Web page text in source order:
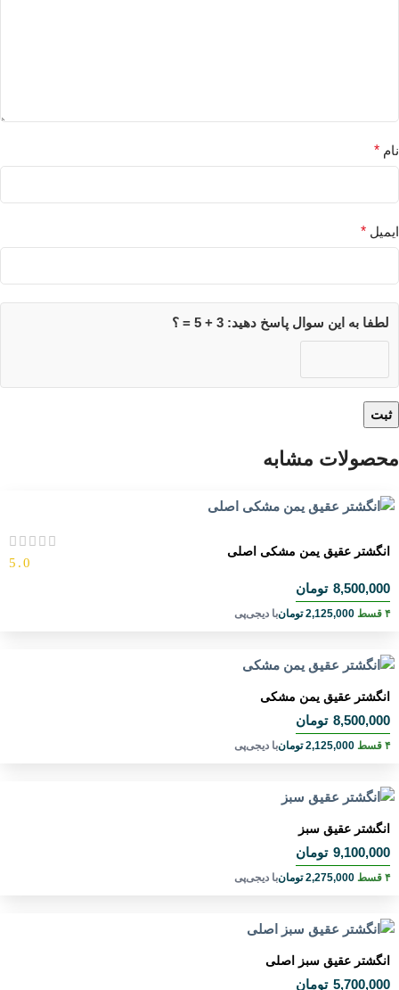
نام *
ایمیل *
لطفا به این سوال پاسخ دهید: 3 + 5 = ؟
محصولات مشابه
انگشتر عقیق یمن مشکی اصلی
5.0
8,500,000 تومان
۴ قسط 2,125,000 تومانبا دیجی‌پی
انگشتر عقیق یمن مشکی
8,500,000 تومان
۴ قسط 2,125,000 تومانبا دیجی‌پی
انگشتر عقیق سبز
9,100,000 تومان
۴ قسط 2,275,000 تومانبا دیجی‌پی
انگشتر عقیق سبز اصلی
5,700,000 تومان